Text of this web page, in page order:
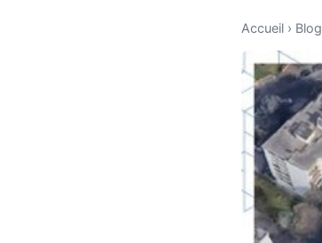
Accueil › Blog